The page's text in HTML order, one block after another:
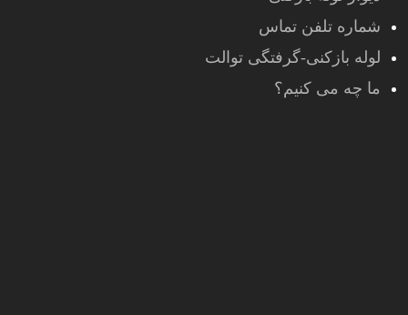
شماره تلفن تماس
لوله بازکنی-گرفتگی توالت
ما چه می کنیم؟